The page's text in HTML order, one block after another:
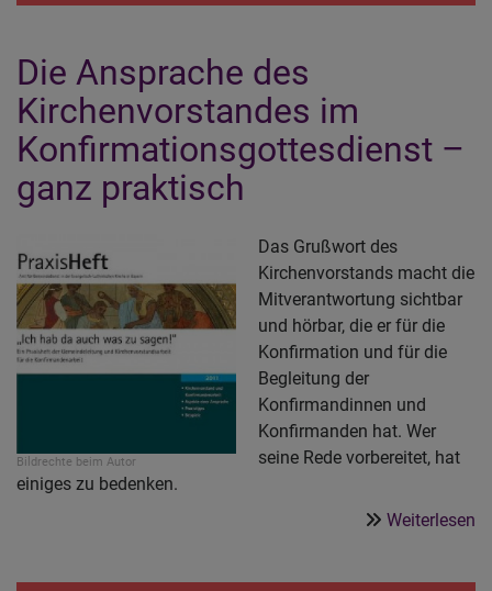
Die Ansprache des
Kirchenvorstandes im
Konfirmationsgottesdienst –
ganz praktisch
Bildrechte beim Autor
Das Grußwort des
Kirchenvorstands macht die
Mitverantwortung sichtbar
und hörbar, die er für die
Konfirmation und für die
Begleitung der
Konfirmandinnen und
Konfirmanden hat. Wer
seine Rede vorbereitet, hat
einiges zu bedenken.
Weiterlesen